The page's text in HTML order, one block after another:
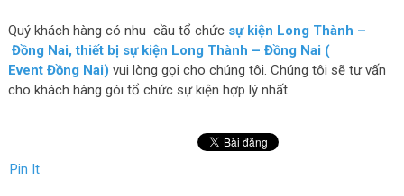
Quý khách hàng có nhu cầu tổ chức sự kiện Long Thành –
Đồng Nai, thiết bị sự kiện Long Thành – Đồng Nai (
Event Đồng Nai) vui lòng gọi cho chúng tôi. Chúng tôi sẽ tư vấn
cho khách hàng gói tổ chức sự kiện hợp lý nhất.
Pin It